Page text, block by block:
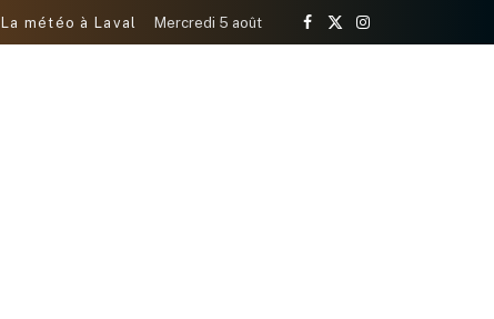
La météo à Laval Mercredi 5 août
Facebook
X
Instagram